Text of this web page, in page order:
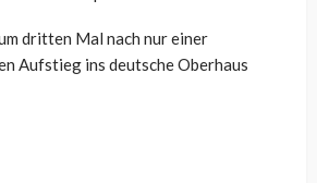
dritten Mal nach nur einer
Aufstieg ins deutsche Oberhaus